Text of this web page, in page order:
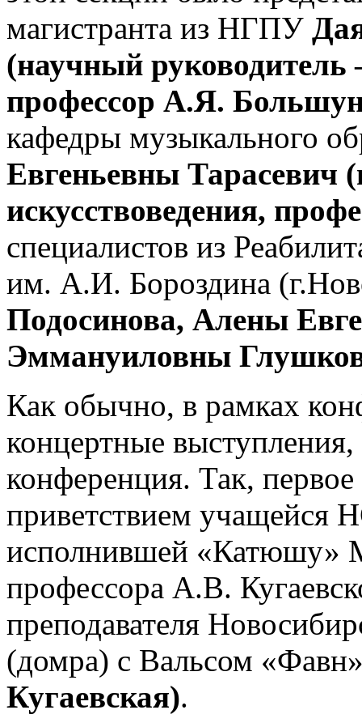
магистранта из НГПУ
(научный руководитель
профессор А.Я.
кафедры музыкального
Евгеньевны Тарасевич
искусствоведения,
специалистов из
им. А.И. Бороздина
Подосинова, Алены
Эммануиловны
Как обычно, в рамках
концертные
конференция. Так,
приветствием
исполнившей «Катюшу»
профессора А.В.
преподавателя
(домра) с Вальсом
Кугаевская).